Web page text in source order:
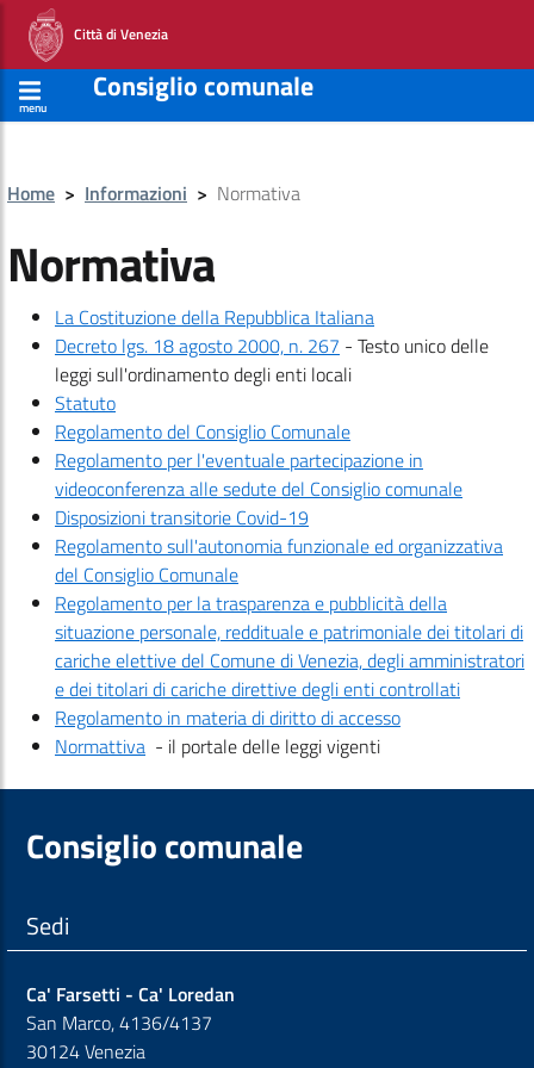
Città di Venezia
menu
Consiglio comunale
Home > Informazioni > Normativa
Normativa
La Costituzione della Repubblica Italiana
Decreto lgs. 18 agosto 2000, n. 267 - Testo unico delle
leggi sull'ordinamento degli enti locali
Statuto
Regolamento del Consiglio Comunale
Regolamento per l'eventuale partecipazione in
videoconferenza alle sedute del Consiglio comunale
Disposizioni transitorie Covid-19
Regolamento sull'autonomia funzionale ed organizzativa
del Consiglio Comunale
Regolamento per la trasparenza e pubblicità della
situazione personale, reddituale e patrimoniale dei titolari di
cariche elettive del Comune di Venezia, degli amministratori
e dei titolari di cariche direttive degli enti controllati
Regolamento in materia di diritto di accesso
Normattiva - il portale delle leggi vigenti
Consiglio comunale
Sedi
Ca' Farsetti - Ca' Loredan
San Marco, 4136/4137
30124 Venezia